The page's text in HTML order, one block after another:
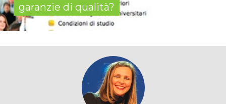
garanzie di qualità?